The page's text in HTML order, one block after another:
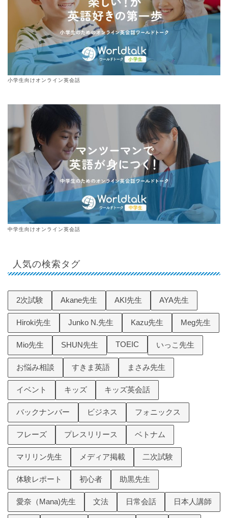
小学生向けオンライン英会話
中学生向けオンライン英会話
人気の検索タグ
2次試験 Akane先生 AKI先生 AYA先生
Hiroki先生 Junko N.先生 Kazu先生 Meg先生
Mio先生 SHUN先生 TOEIC いっこ先生
お悩み相談 すきま英語 まさみ先生
イベント キッズ キッズ英会話
バックナンバー ビジネス フォニックス
フレーズ プレスリリース ベトナム
マリリン先生 メディア掲載 二次試験
体験レポート 初心者 助黒先生
愛奈（Mana)先生 文法 日常会話 日本人講師